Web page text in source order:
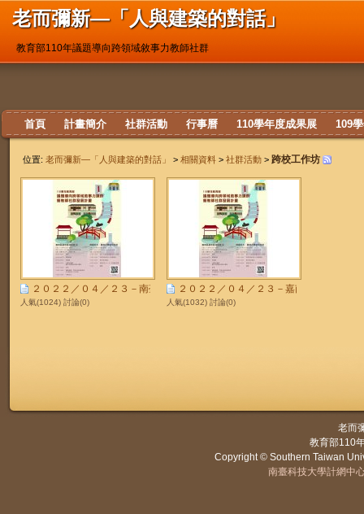
老而彌新—「人與建築的對話」
教育部110年議題導向跨領域敘事力教師社群
首頁 計畫簡介 社群活動 行事曆 110學年度成果展 109
位置: 老而彌新—「人與建築的對話」 > 相關資料 > 社群活動 > 跨校工作坊
２０２２／０４／２３－南臺科大、臺南大學跨校交流
人氣(1024) 討論(0)
２０２２／０４／２３－嘉南區基地區域
人氣(1032) 討論(0)
老而
教育部110
Copyright © Southern Taiwan
南臺科技大學計網中